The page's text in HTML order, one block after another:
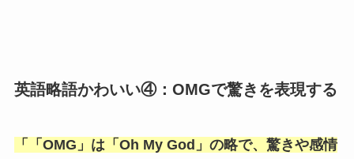
英語略語かわいい④：OMGで驚きを表現する
「 「OMG 」は「 Oh My God 」の略で、驚きや感情